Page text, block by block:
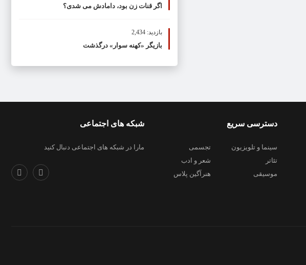
اگر قنات زن بود، دامادش می شدی؟
بازدید: 2,434
بازیگر «کهنه سوار» درگذشت
شبکه های اجتماعی
مارا در شبکه های اجتماعی دنبال کنید
دسترسی سریع
سینما و تلویزیون
تجسمی
تئاتر
شعر و ادب
موسیقی
هنرآگین پلاس